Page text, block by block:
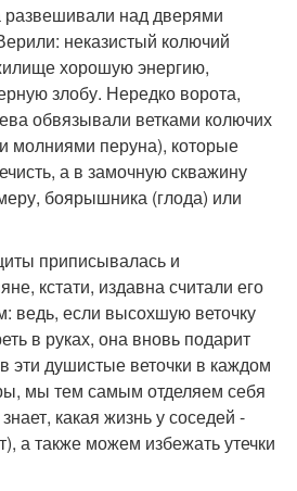
развешивали над дверями
неказистый колючий
хорошую энергию,
злобу. Нередко ворота,
обвязывали ветками колючих
молниями перуна), которые
а в замочную скважину
боярышника (глода) или
приписывалась и
кстати, издавна считали его
ведь, если высохшую веточку
в руках, она вновь подарит
эти душистые веточки в каждом
мы тем самым отделяем себя
какая жизнь у соседей -
а также можем избежать утечки